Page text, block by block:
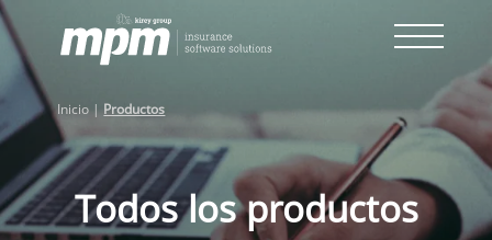
Skip
to
content
Inicio | Productos
Todos los productos